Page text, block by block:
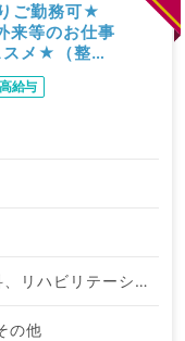
ご勤務可★
来等のお仕事
メ★（整形
／常勤）
高給与
リウマチ科、整形外科、リハビリテーション科
の他